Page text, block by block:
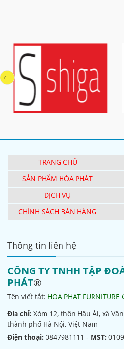
TRANG CHỦ
SẢN PHẨM HÒA PHÁT
DỊCH VỤ
CHÍNH SÁCH BÁN HÀNG
Thông tin liên hệ
CÔNG TY TNHH TẬP
PHÁT®
Tên viết tắt: HOA PHAT FURNITURE
Địa chỉ: Xóm 12, thôn Hậu Ái, xã
thành phố Hà Nội, Việt Nam
Điện thoại: 0847981111 - MST: